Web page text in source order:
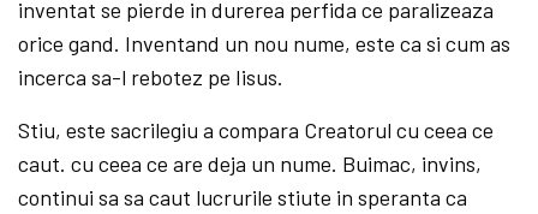
inventat se pierde in durerea perfida ce paralizeaza
orice gand. Inventand un nou nume, este ca si cum as
incerca sa-l rebotez pe Iisus.
Stiu, este sacrilegiu a compara Creatorul cu ceea ce
caut. cu ceea ce are deja un nume. Buimac, invins,
continui sa sa caut lucrurile stiute in speranta ca